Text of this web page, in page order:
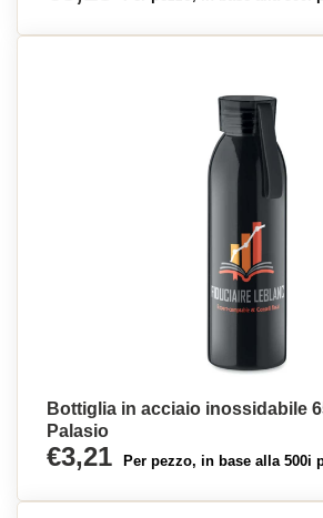
Bottiglia in acciaio inossidabile
Palasio
€3,21 Per pezzo, in base alla 500i